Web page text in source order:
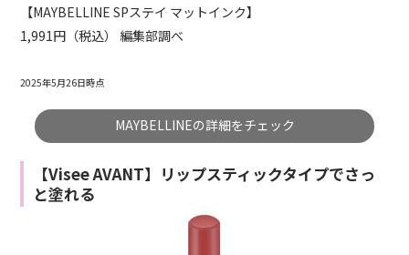
【MAYBELLINE SPステイ マットインク】
1,991円（税込） 編集部調べ
2025年5月26日時点
MAYBELLINEの詳細をチェック
【Visee AVANT】リップスティックタイプでさっ
と塗れる